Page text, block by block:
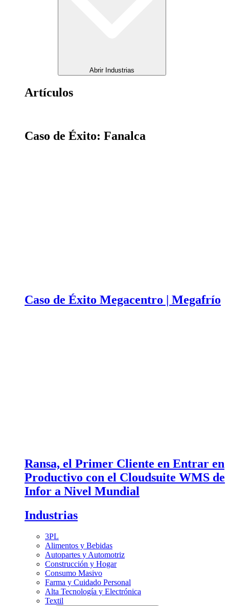
Abrir Industrias
Artículos
Caso de Éxito: Fanalca
Caso de Éxito Megacentro | Megafrío
Ransa, el Primer Cliente en Entrar en
Productivo con el Cloudsuite WMS de
Infor a Nivel Mundial
Industrias
3PL
Alimentos y Bebidas
Autopartes y Automotriz
Construcción y Hogar
Consumo Masivo
Farma y Cuidado Personal
Alta Tecnología y Electrónica
Textil